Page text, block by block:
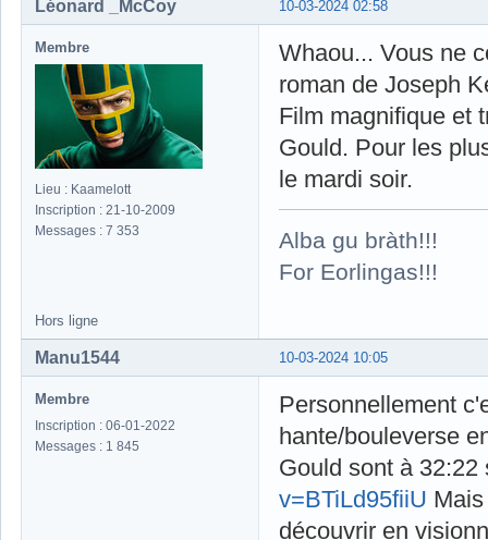
10-03-2024 02:58
Léonard _McCoy
Membre
Lieu : Kaamelott
Inscription : 21-10-2009
Messages : 7 353
Whaou... Vous ne
roman de Joseph
Film magnifique et
Gould. Pour les
le mardi soir.
Alba gu bràth!!!
For Eorlingas!!!
Hors ligne
10-03-2024 10:05
Manu1544
Membre
Inscription : 06-01-2022
Messages : 1 845
Personnellement
hante/bouleverse
Gould sont à
v=BTiLd95fiiU
découvrir en